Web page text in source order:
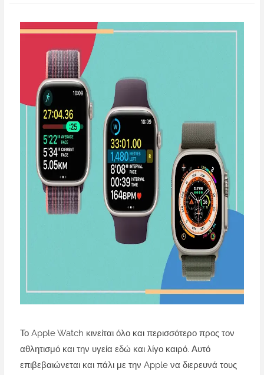
Το Apple Watch κινείται όλο και περισσότερο προς τον
αθλητισμό και την υγεία εδώ και λίγο καιρό. Αυτό
επιβεβαιώνεται και πάλι με την Apple να διερευνά τους